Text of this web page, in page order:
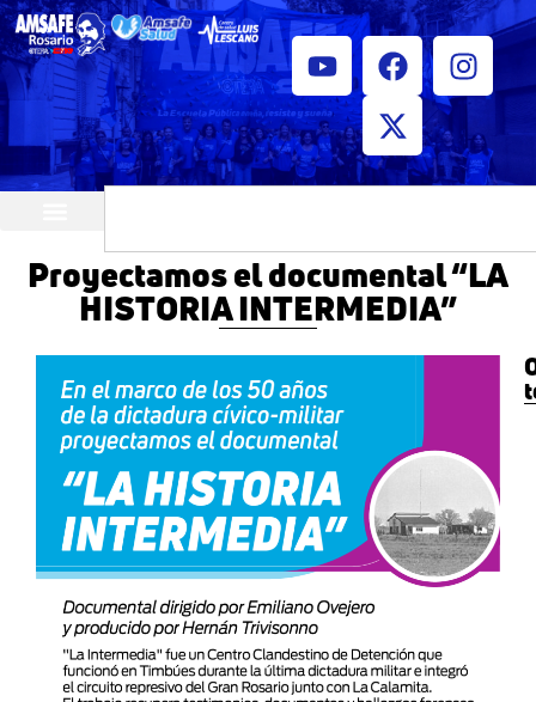
Proyectamos el documental “LA
HISTORIA INTERMEDIA”